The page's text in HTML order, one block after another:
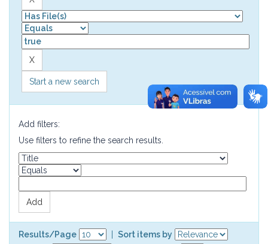
Start a new search
Add filters:
Use filters to refine the search results.
Results/Page
Sort items by